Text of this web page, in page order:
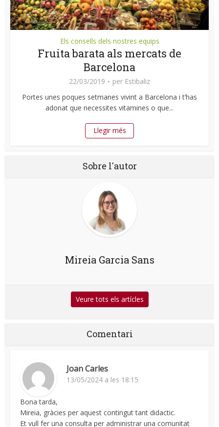
Els consells dels nostres equips
Fruita barata als mercats de
Barcelona
22/03/2019 per Estibaliz
Portes unes poques setmanes vivint a Barcelona i t’has
adonat que necessites vitamines o que...
Llegir més
Sobre l'autor
Mireia Garcia Sans
Veure tots els artícles
Comentari
Joan Carles
13/05/2024 a les 18:15
Bona tarda,
Mireia, gràcies per aquest contingut tant didactic.
Et vull fer una consulta per administrar una comunitat